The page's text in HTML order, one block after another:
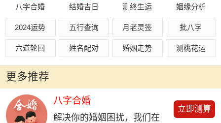
八字合婚 结婚吉日 测终生运 姻缘分析
2024运势 五行查询 月老灵签 批八字
六道轮回 姓名配对 婚姻走势 测桃花运
更多推荐
八字合婚
解决你的婚姻困扰，我们在
立即测算